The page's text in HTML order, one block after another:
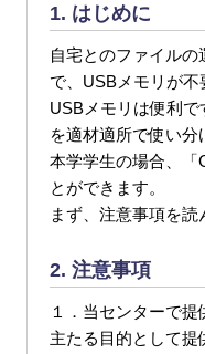
1. はじめに
自宅とのファイル
で、USBメモリが不
USBメモリは便利
を適材適所で使い分
本学学生の場合、「
とができます。
まず、注意事項を
2. 注意事項
１．当センターで
主たる目的として提